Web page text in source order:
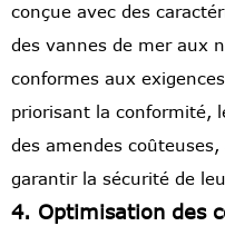
conçue avec des
des vannes de mer aux
conformes aux
priorisant la conformité,
des amendes
garantir la sécurité de
4. Optimisation des